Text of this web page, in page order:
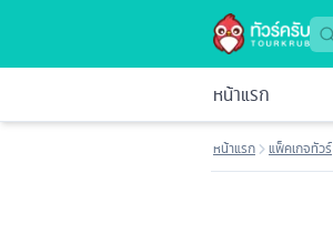
หน้าแรก
หน้าแรก แพ็คเกจทัวร์